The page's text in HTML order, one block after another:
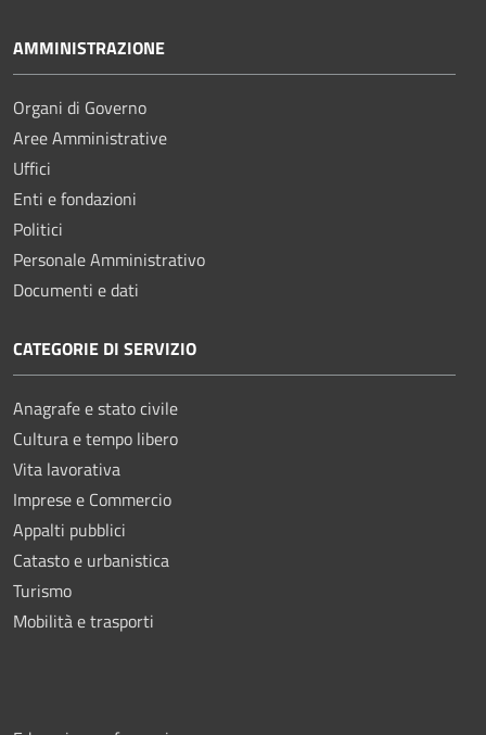
AMMINISTRAZIONE
Organi di Governo
Aree Amministrative
Uffici
Enti e fondazioni
Politici
Personale Amministrativo
Documenti e dati
CATEGORIE DI SERVIZIO
Anagrafe e stato civile
Cultura e tempo libero
Vita lavorativa
Imprese e Commercio
Appalti pubblici
Catasto e urbanistica
Turismo
Mobilità e trasporti